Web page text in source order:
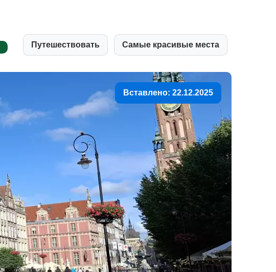
Путешествовать Самые красивые места
Вставлено: 22.12.2025